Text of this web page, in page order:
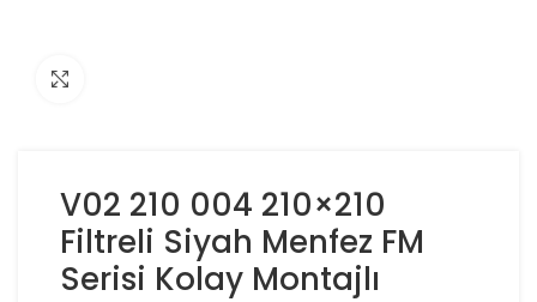
V02 210 004 210×210
Filtreli Siyah Menfez FM
Serisi Kolay Montajlı